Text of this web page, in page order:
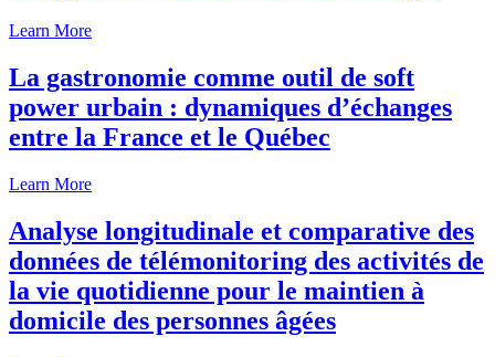
Learn More
La gastronomie comme outil de soft
power urbain : dynamiques d’échanges
entre la France et le Québec
Learn More
Analyse longitudinale et comparative des
données de télémonitoring des activités de
la vie quotidienne pour le maintien à
domicile des personnes âgées